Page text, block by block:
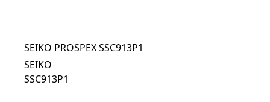
SEIKO PROSPEX SSC913P1
SEIKO
SSC913P1